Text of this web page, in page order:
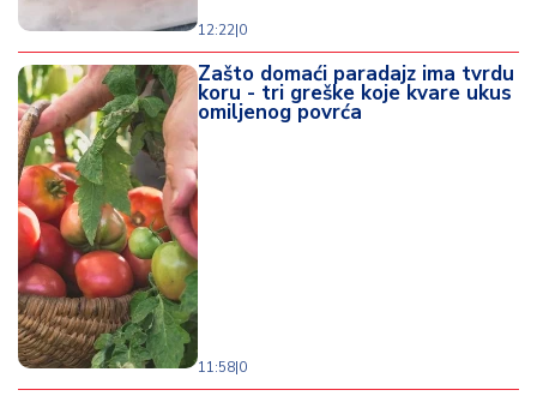
12:22|0
Zašto domaći paradajz ima tvrdu
koru - tri greške koje kvare ukus
omiljenog povrća
11:58|0